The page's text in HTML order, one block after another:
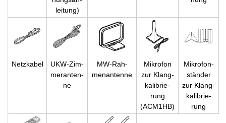
lei­tung)
Netz­ka­bel
UKW-Zim­
mer­an­ten­
ne
MW-Rah­
men­an­ten­ne
Mi­kro­fon
zur Klang­
ka­li­brie­
rung
(ACM1HB)
Mi­kro­fon­
stän­der
zur Klang­
ka­li­brie­
rung